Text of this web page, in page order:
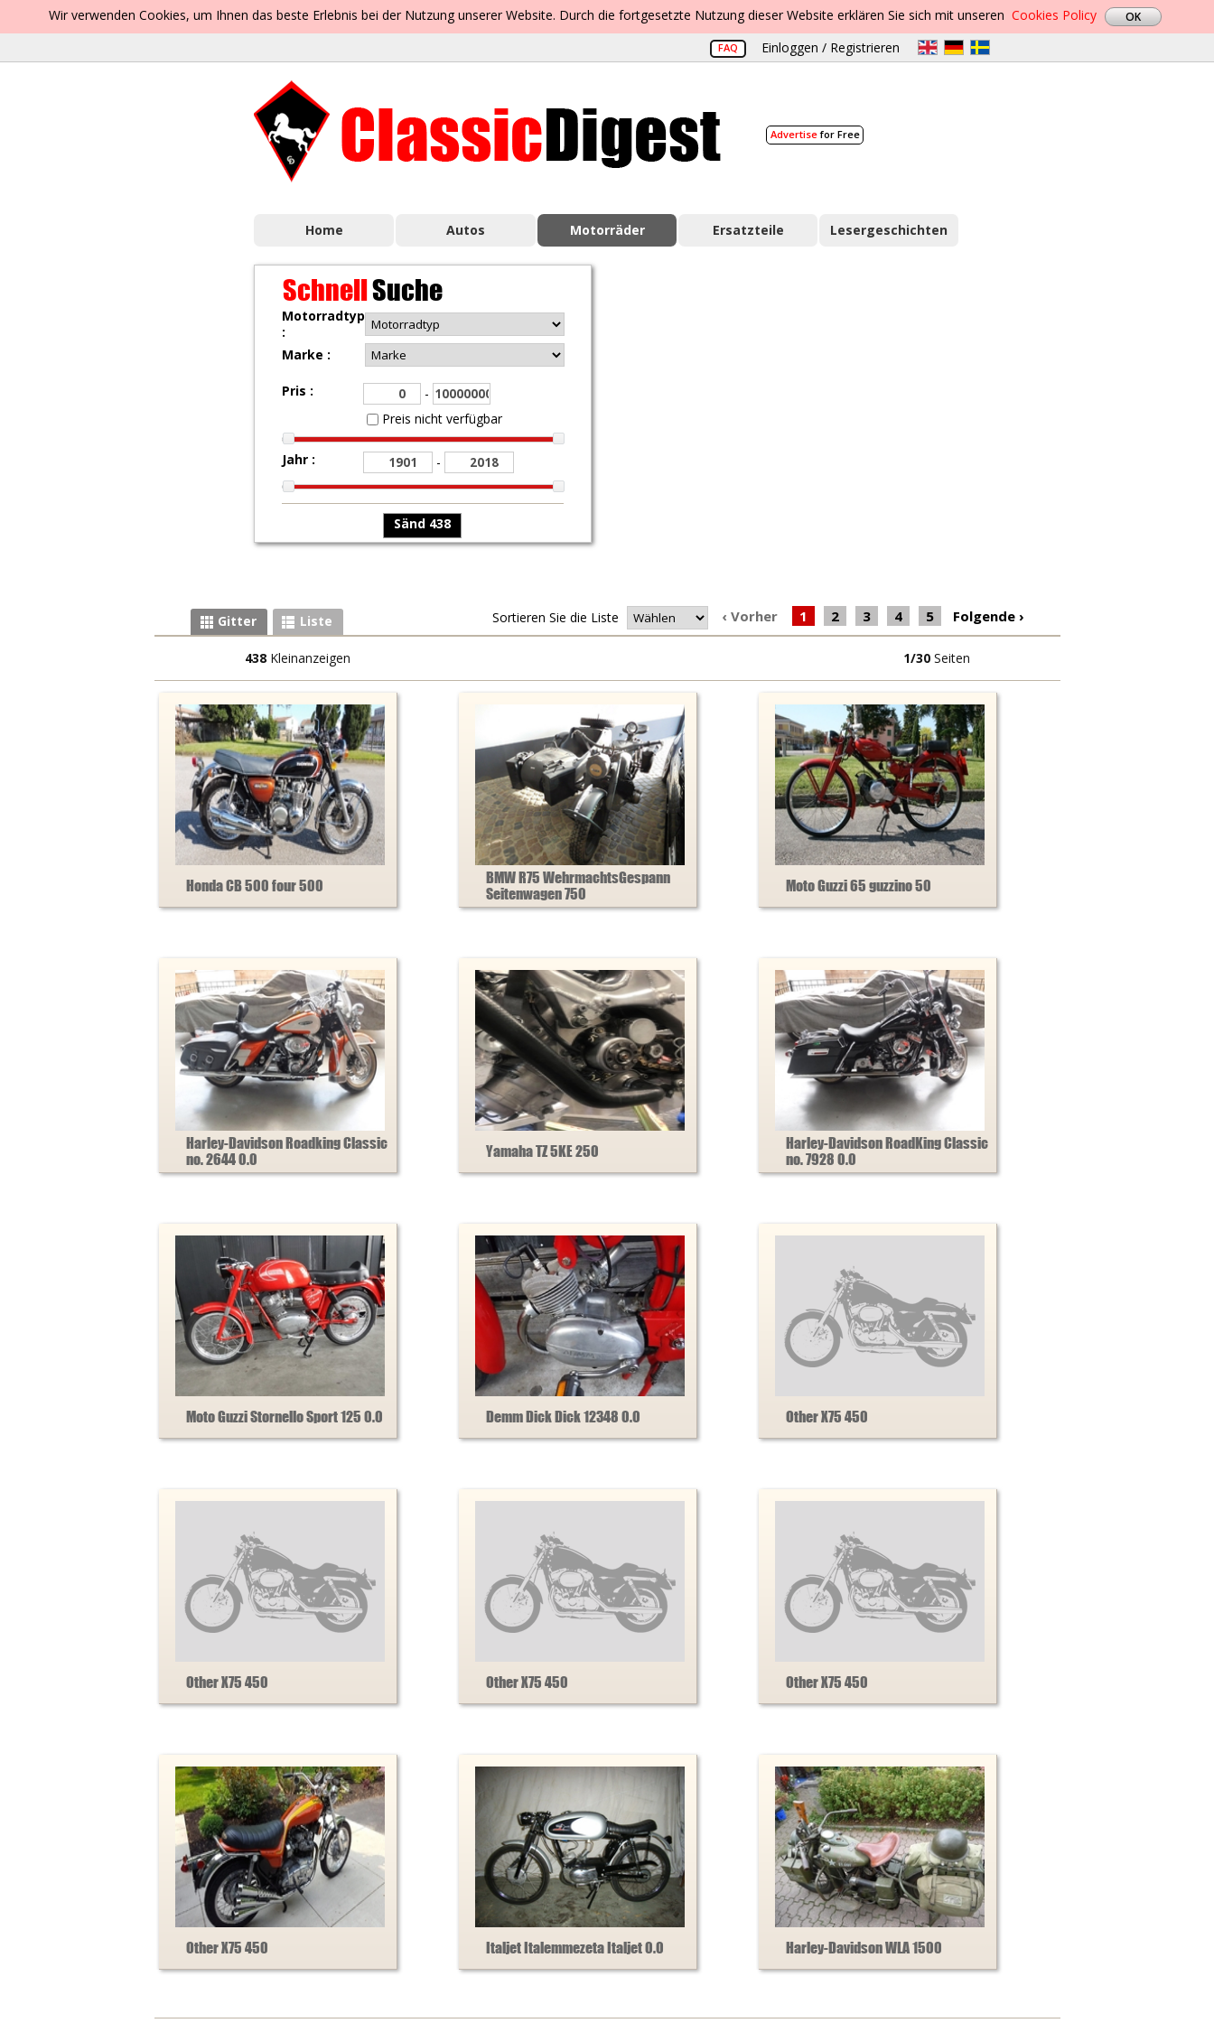
Wir verwenden Cookies, um Ihnen das beste Erlebnis bei der Nutzung unserer Website. Durch die fortgesetzte Nutzung dieser Website erklären Sie sich mit unseren Cookies Policy
FAQ Einloggen / Registrieren
Advertisefor Free
Home Autos Motorräder Ersatzteile Lesergeschichten
SchnellSuche
Motorradtyp
:
Marke :
Pris :
-
Preis nicht verfügbar
Jahr : -
Gitter Liste Sortieren Sie die Liste ‹ Vorher 1 2 3 4 5 Folgende›
438Kleinanzeigen 1/30Seiten
Honda CB 500 four 500
BMW R75 WehrmachtsGespann
Seitenwagen 750
Moto Guzzi 65 guzzino 50
Harley-Davidson Roadking Classic
no. 2644 0.0
Yamaha TZ 5KE 250
Harley-Davidson RoadKing Classic
no. 7928 0.0
Moto Guzzi Stornello Sport 125 0.0 Demm Dick Dick 12348 0.0 Other X75 450
Other X75 450 Other X75 450 Other X75 450
Other X75 450 Italjet Italemmezeta Italjet 0.0 Harley-Davidson WLA 1500